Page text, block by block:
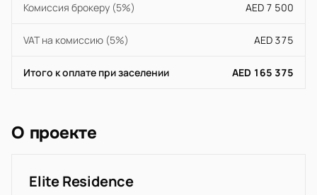
Комиссия брокеру (5%) AED 7 500
VAT на комиссию (5%) AED 375
Итого к оплате при заселении AED 165 375
О проекте
Elite Residence